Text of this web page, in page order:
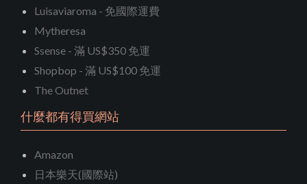
Luisaviaroma - 免國際運費
Mytheresa
Ssense - 滿 US$350 免運
Shopbop - 滿 US$100 免運
The Outnet
什麼都有得買網站
Amazon
日本樂天(國際站)